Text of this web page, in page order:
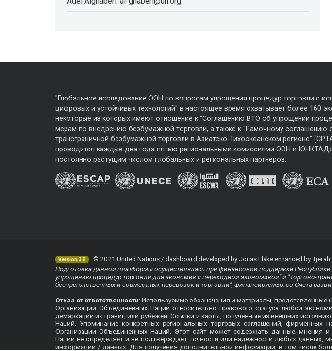
"Глобальное исследование ООН по вопросам упрощения процедур торговли с
цифровых и устойчивых технологий" в настоящее время охватывает более 160
некоторые из которых имеют отношение к "Соглашению ВТО об упрощении
мерам по внедрению безбумажной торговли, а также к "Рамочному соглашению
трансграничной безбумажной торговли в Азиатско-Тихоокеанском регионе"
проводится каждые два года пятью региональными комиссиями ООН и
постоянно растущим числом глобальных и региональных партнеров.
Version 3.5
© 2021 United Nations / dashboard developed by Jonas Flake enhanced by Tjerah
Подготовка данной платформы осуществлялась при финансовой поддержке
упрощению процедур торговли для экономик с переходной экономикой" и "Торгово-
беспрепятственных и совместных перевозок и торговли", финансируемых со Счета
Отказ от ответственности: Используемые обозначения и материалы, представленные
Организации Объединенных Наций относительно правового статуса любой
демаркации их границ или рубежей. Ссылки и карты, полученные из внешних
Наций. Упоминание конкретных региональных торговых соглашений, фирменных
Организации Объединенных Наций. Этот сайт может содержать данные, мнения
Наций не определяет и не подтверждает точности или надежности любых
информации / данных. Для получения дополнительной информации, в том числе